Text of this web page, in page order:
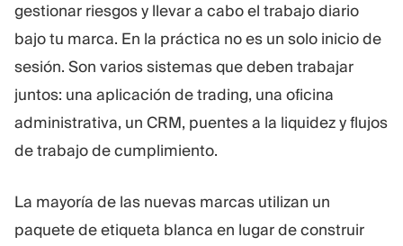
gestionar riesgos y llevar a cabo el trabajo diario
bajo tu marca. En la práctica no es un solo inicio de
sesión. Son varios sistemas que deben trabajar
juntos: una aplicación de trading, una oficina
administrativa, un CRM, puentes a la liquidez y flujos
de trabajo de cumplimiento.
La mayoría de las nuevas marcas utilizan un
paquete de etiqueta blanca en lugar de construir
RECURSOS
Guía de marketing
Blog
Glosario
Tutoriales en vídeo
Calculadora
MÁS
Sobre Nosotros
Equipo
Eventos
Números
Sostenibilidad